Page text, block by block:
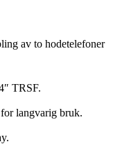
av to hodetelefoner
TRSF.
langvarig bruk.